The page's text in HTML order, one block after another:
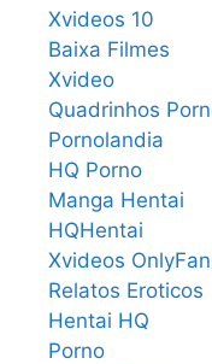
Xvideos 10
Baixa Filmes
Xvideo
Quadrinhos
Pornolandia
HQ Porno
Manga Hentai
HQHentai
Xvideos
Relatos Eroticos
Hentai HQ
Porno